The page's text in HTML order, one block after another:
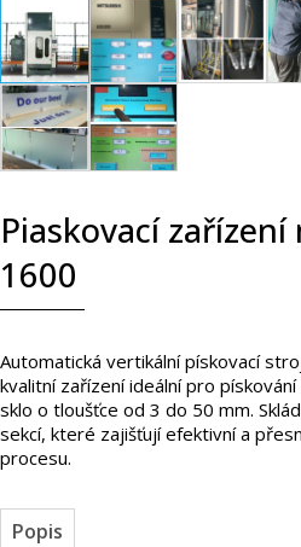
Piaskovací zařízení
1600
Automatická vertikální pískovací
kvalitní zařízení ideální pro
sklo o tloušťce od 3 do 50 mm.
sekcí, které zajišťují efektivní a
procesu.
Popis